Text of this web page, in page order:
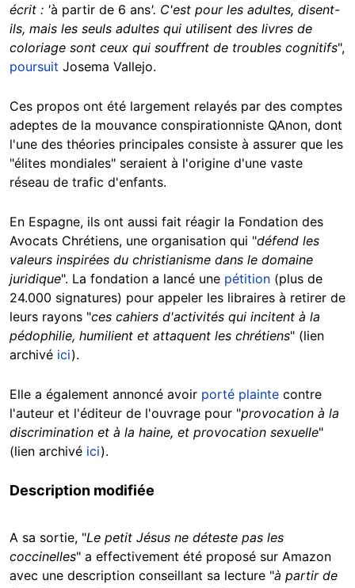
écrit : 'à partir de 6 ans'. C'est pour les adultes, disent-
ils, mais les seuls adultes qui utilisent des livres de
coloriage sont ceux qui souffrent de troubles cognitifs",
poursuit Josema Vallejo.
Ces propos ont été largement relayés par des comptes
adeptes de la mouvance conspirationniste QAnon, dont
l'une des théories principales consiste à assurer que les
"élites mondiales" seraient à l'origine d'une vaste
réseau de trafic d'enfants.
En Espagne, ils ont aussi fait réagir la Fondation des
Avocats Chrétiens, une organisation qui "défend les
valeurs inspirées du christianisme dans le domaine
juridique". La fondation a lancé une pétition (plus de
24.000 signatures) pour appeler les libraires à retirer de
leurs rayons "ces cahiers d'activités qui incitent à la
pédophilie, humilient et attaquent les chrétiens" (lien
archivé ici).
Elle a également annoncé avoir porté plainte contre
l'auteur et l'éditeur de l'ouvrage pour "provocation à la
discrimination et à la haine, et provocation sexuelle"
(lien archivé ici).
Description modifiée
A sa sortie, "Le petit Jésus ne déteste pas les
coccinelles" a effectivement été proposé sur Amazon
avec une description conseillant sa lecture "à partir de